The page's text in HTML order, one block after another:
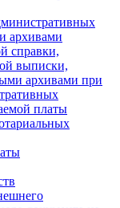
архивами
справки,
выписки,
архивами при
платы